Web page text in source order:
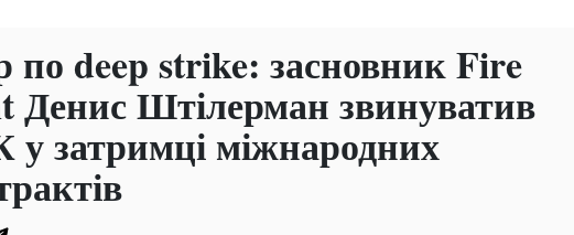
по deep strike: засновник Fire
Денис Штілерман звинуватив
затримці міжнародних